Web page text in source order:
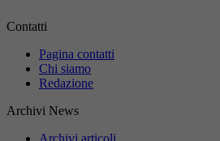
Contatti
Pagina contatti
Chi siamo
Redazione
Archivi News